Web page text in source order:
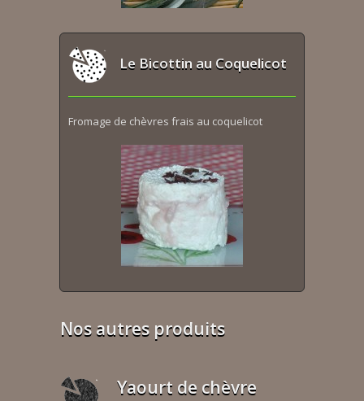
Le Bicottin au Coquelicot
Fromage de chèvres frais au coquelicot
Nos autres produits
Yaourt de chèvre